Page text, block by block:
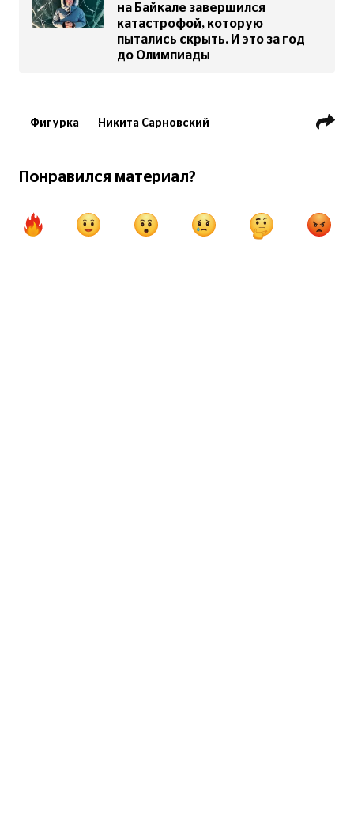
на Байкале завершился
катастрофой, которую
пытались скрыть. И это за год
до Олимпиады
Фигурка Никита Сарновский
Понравился материал?